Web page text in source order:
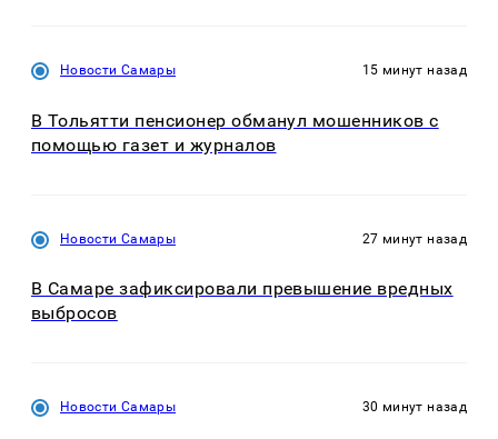
Новости Самары 15 минут назад
В Тольятти пенсионер обманул мошенников с
помощью газет и журналов
Новости Самары 27 минут назад
В Самаре зафиксировали превышение вредных
выбросов
Новости Самары 30 минут назад